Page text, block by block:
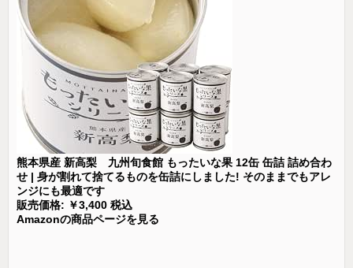
熊本県産 新高梨 九州旬食館 もったいな果 12缶 缶詰 詰め合わ
せ | 身が割れて捨てるものを缶詰にしました! そのままでもアレ
ンジにも最適です
販売価格: ￥3,400 税込
Amazonの商品ページを見る